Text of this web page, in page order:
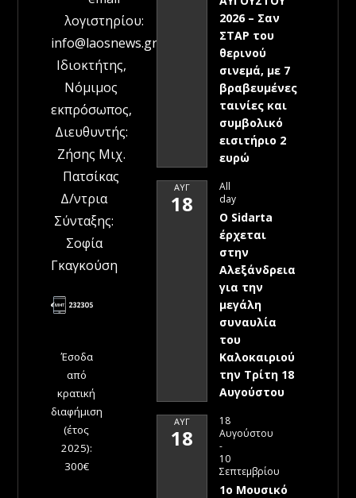
λογιστηρίου:
info@laosnews.gr
Ιδιοκτήτης,
Νόμιμος
εκπρόσωπος,
Διευθυντής:
Ζήσης Μιχ.
Πατσίκας
Δ/ντρια
Σύνταξης:
Σοφία
Γκαγκούση
Έσοδα
από
κρατική
διαφήμιση
(έτος
2025):
300€
2026 – Σαν
ΣΤΑΡ του
θερινού
σινεμά, με 7
βραβευμένες
ταινίες και
συμβολικό
εισιτήριο 2
ευρώ
ΑΥΓ
18
All
day
Ο Sidarta
έρχεται
στην
Αλεξάνδρεια
για την
μεγάλη
συναυλία
του
Καλοκαιριού
την Τρίτη 18
Αυγούστου
ΑΥΓ
18
18
Αυγούστου
-
10
Σεπτεμβρίου
1ο Μουσικό